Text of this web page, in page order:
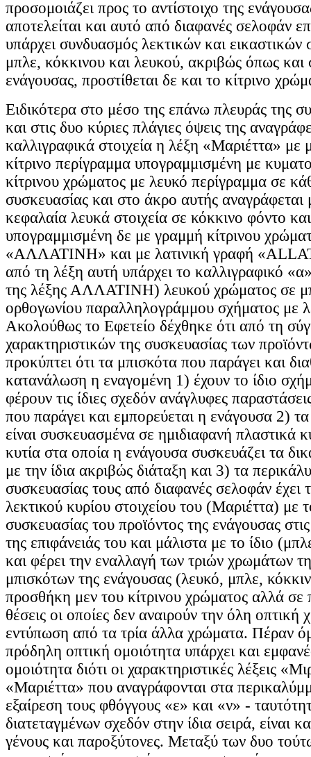
προσομοιάζει προς το αντίστοιχο της
αποτελείται και αυτό από διαφανές σελοφάν
υπάρχει συνδυασμός λεκτικών και εικαστικών
μπλε, κόκκινου και λευκού, ακριβώς όπως και
ενάγουσας, προστίθεται δε και το κίτρινο
Ειδικότερα στο μέσο της επάνω πλευράς της
και στις δυο κύριες πλάγιες όψεις της
καλλιγραφικά στοιχεία η λέξη «Μαριέττα» με
κίτρινο περίγραμμα υπογραμμισμένη με
κίτρινου χρώματος με λευκό περίγραμμα σε
συσκευασίας και στο άκρο αυτής αναγράφεται
κεφαλαία λευκά στοιχεία σε κόκκινο φόντο
υπογραμμισμένη δε με γραμμή κίτρινου
«ΑΛΛΑΤΙΝΗ» και με λατινική γραφή
από τη λέξη αυτή υπάρχει το καλλιγραφικό
της λέξης ΑΛΛΑΤΙΝΗ) λευκού χρώματος σε
ορθογωνίου παραλληλογράμμου σχήματος με
Ακολούθως το Εφετείο δέχθηκε ότι από τη
χαρακτηριστικών της συσκευασίας των
προκύπτει ότι τα μπισκότα που παράγει και
κατανάλωση η εναγομένη 1) έχουν το ίδιο
φέρουν τις ίδιες σχεδόν ανάγλυφες
που παράγει και εμπορεύεται η ενάγουσα 2)
είναι συσκευασμένα σε ημιδιαφανή πλαστικά
κυτία στα οποία η ενάγουσα συσκευάζει τα
με την ίδια ακριβώς διάταξη και 3) τα
συσκευασίας τους από διαφανές σελοφάν έχει
λεκτικού κυρίου στοιχείου του (Μαριέττα) με
συσκευασίας του προϊόντος της ενάγουσας
της επιφάνειάς του και μάλιστα με το ίδιο
και φέρει την εναλλαγή των τριών χρωμάτων
μπισκότων της ενάγουσας (λευκό, μπλε,
προσθήκη μεν του κίτρινου χρώματος αλλά σε
θέσεις οι οποίες δεν αναιρούν την όλη οπτική
εντύπωση από τα τρία άλλα χρώματα. Πέραν
πρόδηλη οπτική ομοιότητα υπάρχει και
ομοιότητα διότι οι χαρακτηριστικές λέξεις
«Μαριέττα» που αναγράφονται στα
εξαίρεση τους φθόγγους «ε» και «ν» -
διατεταγμένων σχεδόν στην ίδια σειρά, είναι
γένους και παροξύτονες. Μεταξύ των δυο